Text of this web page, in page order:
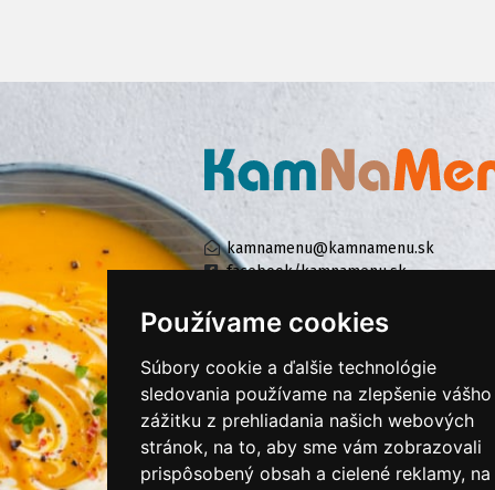
Používame cookies
Súbory cookie a ďalšie technológie
sledovania používame na zlepšenie vášho
zážitku z prehliadania našich webových
stránok, na to, aby sme vám zobrazovali
prispôsobený obsah a cielené reklamy, na
kamnamenu@kamnamenu.sk
facebook/kamnamenu.sk
KONTAKTUJTE NÁS
PRIHLÁSIŤ SA DO ZÁKAZNÍCKEJ ZÓNY